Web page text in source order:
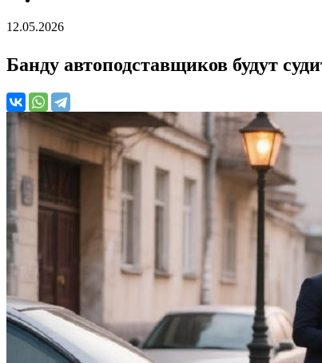
12.05.2026
Банду автоподставщиков будут